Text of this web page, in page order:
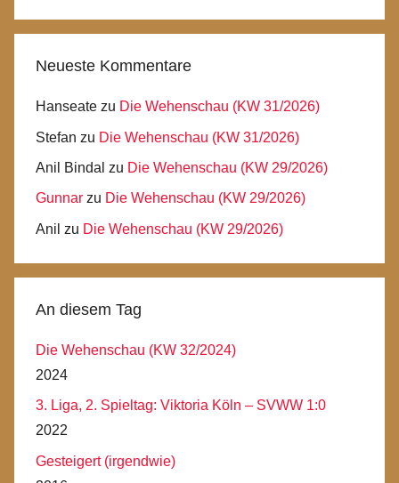
Neueste Kommentare
Hanseate zu Die Wehenschau (KW 31/2026)
Stefan zu Die Wehenschau (KW 31/2026)
Anil Bindal zu Die Wehenschau (KW 29/2026)
Gunnar zu Die Wehenschau (KW 29/2026)
Anil zu Die Wehenschau (KW 29/2026)
An diesem Tag
Die Wehenschau (KW 32/2024)
2024
3. Liga, 2. Spieltag: Viktoria Köln – SVWW 1:0
2022
Gesteigert (irgendwie)